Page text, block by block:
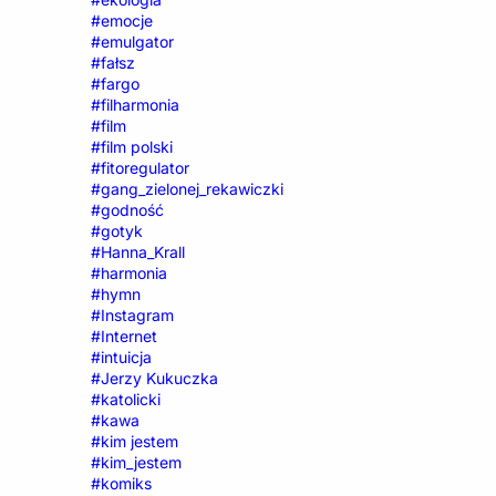
#emocje
#emulgator
#fałsz
#fargo
#filharmonia
#film
#film polski
#fitoregulator
#gang_zielonej_rekawiczki
#godność
#gotyk
#Hanna_Krall
#harmonia
#hymn
#Instagram
#Internet
#intuicja
#Jerzy Kukuczka
#katolicki
#kawa
#kim jestem
#kim_jestem
#komiks